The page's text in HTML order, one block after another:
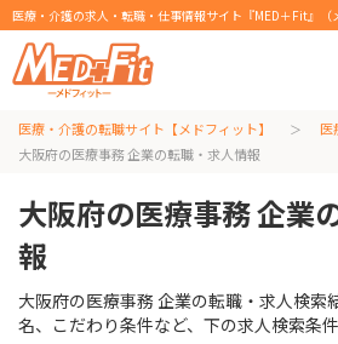
医療・介護の求人・転職・仕事情報サイト『MED＋Fit』（
医療・介護の転職サイト【メドフィット】
医
大阪府の医療事務 企業の転職・求人情報
大阪府の医療事務 企業
報
大阪府の医療事務 企業の転職・求人検索
名、こだわり条件など、下の求人検索条